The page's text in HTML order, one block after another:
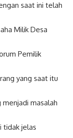
saat ini telah
Milik Desa
Pemilik
yang saat itu
masalah
tidak jelas